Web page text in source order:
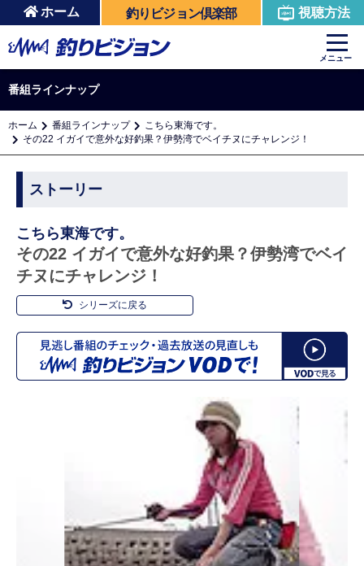
ホーム 釣りビジョン倶楽部 視聴方法
メニュー
番組ラインナップ
ホーム 番組ラインナップ
こちら東海です。
その22 イガイで意外な好釣果？伊勢湾でベイチヌにチャレンジ！
ストーリー
こちら東海です。
その22 イガイで意外な好釣果？伊勢湾でベイ
チヌにチャレンジ！
シリーズに戻る